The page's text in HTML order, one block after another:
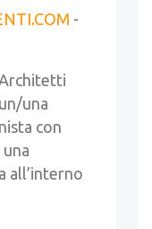
-
una
con
all’interno